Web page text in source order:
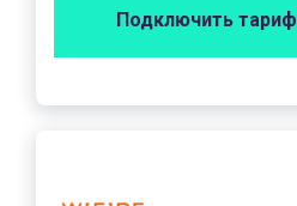
Подключить тариф